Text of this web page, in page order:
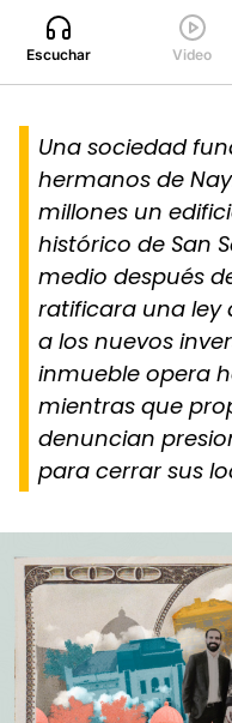
Escuchar Video
Una sociedad
hermanos de
millones un
histórico de San
medio después
ratificara una ley
a los nuevos
inmueble opera
mientras que
denuncian
para cerrar sus